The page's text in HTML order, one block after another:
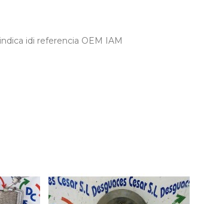
idi referencia OEM IAM